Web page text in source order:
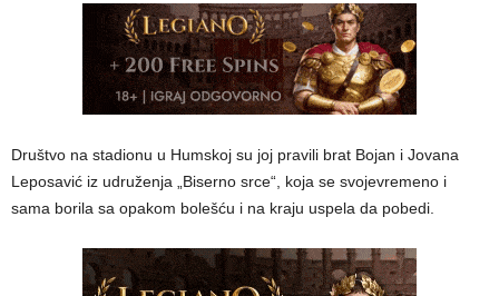
Društvo na stadionu u Humskoj su joj pravili brat Bojan i Jovana
Leposavić iz udruženja „Biserno srce“, koja se svojevremeno i
sama borila sa opakom bolešću i na kraju uspela da pobedi.